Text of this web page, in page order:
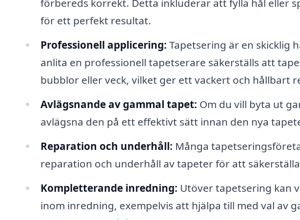
förbereds korrekt. Detta inkluderar att fylla hål eller
för ett perfekt resultat.
Professionell applicering: Tapetsering är en skicklig
anlita en professionell tapetserare säkerställs att
bubblor eller veck, vilket ger ett vackert och hållbart
Avlägsnande av gammal tapet: Om du vill byta ut
avlägsna den på ett effektivt sätt innan den nya
Reparation och underhåll: Många
reparation och underhåll av tapeter för att
Kompletterande inredning: Utöver tapetsering kan
inom inredning, exempelvis att hjälpa till med val av